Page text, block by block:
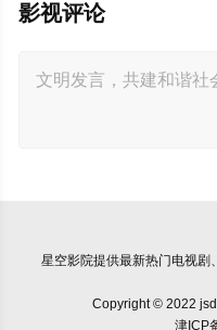
影视评论
星空影院提供最新热门电视剧
Copyright © 2022
津ICP